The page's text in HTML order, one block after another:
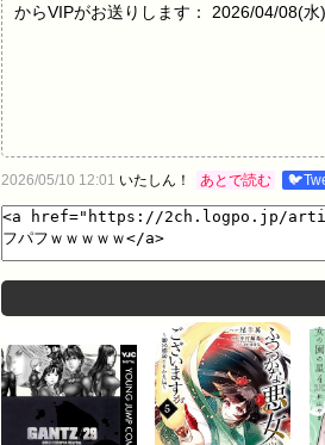
からVIPがお送りします： 2026/04/08(
2026/05/10 12:01 いたしん！ あとで読む